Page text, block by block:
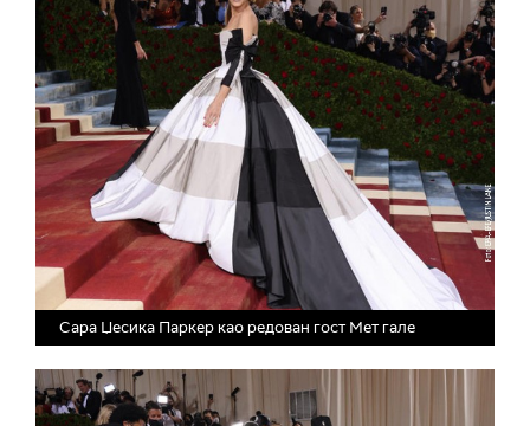
Сара Џесика Паркер као редован гост Мет гале